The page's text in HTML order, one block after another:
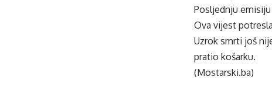
Posljednju
Ova vijest
Uzrok smrti još
pratio košarku.
(Mostarski.ba)